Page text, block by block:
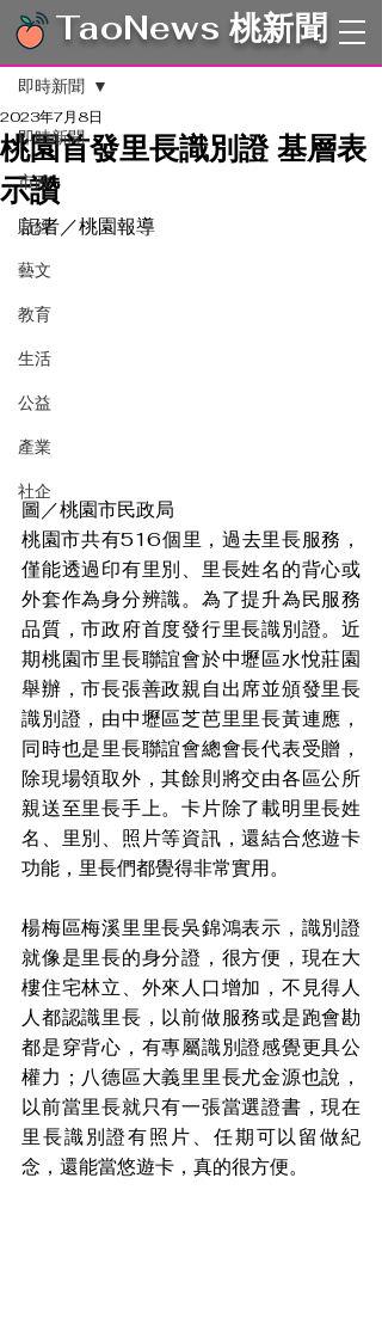
TaoNews 桃新聞
文章
即時新聞
市政
財經
藝文
教育
生活
公益
產業
社企
即時新聞
桃園首發里長識別證 基層表
示讚
2023年7月8日
記者／桃園報導
圖／桃園市民政局
桃園市共有516個里，過去里長服務，
僅能透過印有里別、里長姓名的背心或
外套作為身分辨識。為了提升為民服務
品質，市政府首度發行里長識別證。近
期桃園市里長聯誼會於中壢區水悅莊園
舉辦，市長張善政親自出席並頒發里長
識別證，由中壢區芝芭里里長黃連應，
同時也是里長聯誼會總會長代表受贈，
除現場領取外，其餘則將交由各區公所
親送至里長手上。卡片除了載明里長姓
名、里別、照片等資訊，還結合悠遊卡
功能，里長們都覺得非常實用。
楊梅區梅溪里里長吳錦鴻表示，識別證
就像是里長的身分證，很方便，現在大
樓住宅林立、外來人口增加，不見得人
人都認識里長，以前做服務或是跑會勘
都是穿背心，有專屬識別證感覺更具公
權力；八德區大義里里長尤金源也說，
以前當里長就只有一張當選證書，現在
里長識別證有照片、任期可以留做紀
念，還能當悠遊卡，真的很方便。